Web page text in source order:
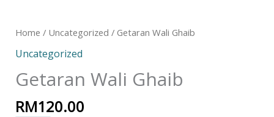
Home / Uncategorized / Getaran Wali Ghaib
Uncategorized
Getaran Wali Ghaib
RM120.00